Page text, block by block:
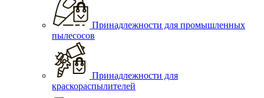
Принадлежности для промышленных
пылесосов
Принадлежности для
краскораспылителей